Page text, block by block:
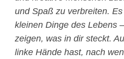
und Spaß zu verbreiten.
kleinen Dinge des Lebens
zeigen, was in dir steckt.
linke Hände hast, nach